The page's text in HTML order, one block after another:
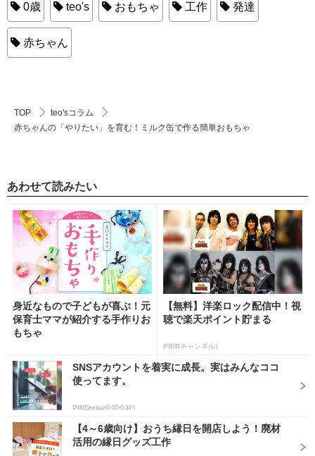
0歳 teo's おもちゃ 工作 発達
赤ちゃん
TOP
teo'sコラム
赤ちゃんの「やりたい」を育む！ミルク缶で作る簡単おもちゃ
あわせて読みたい
身近なもので子どもが喜ぶ！元
保育士ママが紹介する手作りお
もちゃ
【無料】洋楽ロック配信中！視
聴で楽天ポイント貯まる
PR(Rチャンネル)
SNSアカウントを着実に成長。実はみんなココ
使ってます。
PR(Dreaw合同会社)
【4～6歳向け】おうち縁日を開店しよう！廃材
活用の縁日グッズ工作